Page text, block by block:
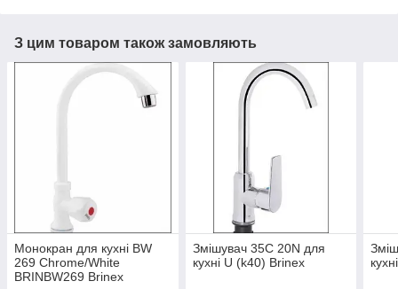
З цим товаром також замовляють
Монокран для кухні BW
269 Chrome/White
BRINBW269 Brinex
Змішувач 35С 20N для
кухні U (k40) Brinex